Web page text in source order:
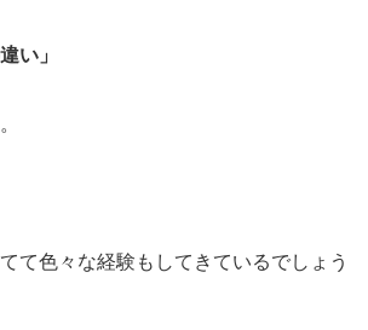
い」
て色々な経験もしてきているでしょう